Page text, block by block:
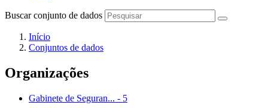
Buscar conjunto de dados
Início
Conjuntos de dados
Organizações
Gabinete de Seguran... - 5